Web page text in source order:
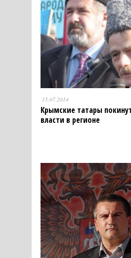
15.07.2014
Крымские татары
власти в регионе